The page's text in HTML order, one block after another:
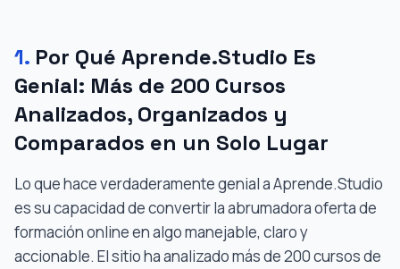
1. Por Qué Aprende.Studio Es
Genial: Más de 200 Cursos
Analizados, Organizados y
Comparados en un Solo Lugar
Lo que hace verdaderamente genial a Aprende.Studio
es su capacidad de convertir la abrumadora oferta de
formación online en algo manejable, claro y
accionable. El sitio ha analizado más de 200 cursos de